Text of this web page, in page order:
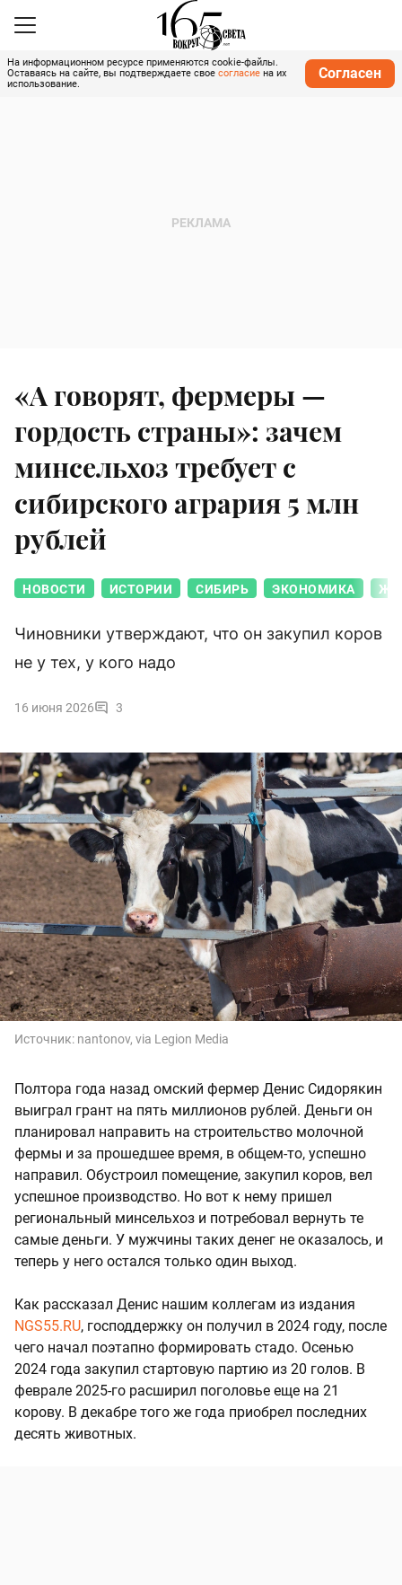
На информационном ресурсе применяются cookie-файлы.
Оставаясь на сайте, вы подтверждаете свое согласие на их
использование.
Согласен
«А говорят, фермеры —
гордость страны»: зачем
минсельхоз требует с
сибирского агрария 5 млн
рублей
НОВОСТИ ИСТОРИИ СИБИРЬ ЭКОНОМИКА
Чиновники утверждают, что он закупил коров
не у тех, у кого надо
16 июня 2026 3
Источник: nantonov, via Legion Media
Полтора года назад омский фермер Денис Сидорякин
выиграл грант на пять миллионов рублей. Деньги он
планировал направить на строительство молочной
фермы и за прошедшее время, в общем-то, успешно
направил. Обустроил помещение, закупил коров, вел
успешное производство. Но вот к нему пришел
региональный минсельхоз и потребовал вернуть те
самые деньги. У мужчины таких денег не оказалось, и
теперь у него остался только один выход.
Как рассказал Денис нашим коллегам из издания
NGS55.RU, господдержку он получил в 2024 году, после
чего начал поэтапно формировать стадо. Осенью
2024 года закупил стартовую партию из 20 голов. В
феврале 2025-го расширил поголовье еще на 21
корову. В декабре того же года приобрел последних
десять животных.